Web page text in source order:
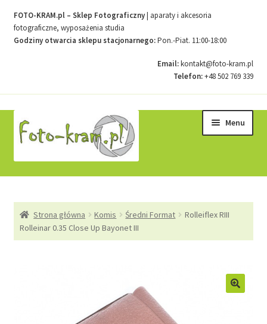
FOTO-KRAM.pl – Sklep Fotograficzny| aparaty i akcesoria
fotograficzne, wyposażenia studia
Godziny otwarcia sklepu stacjonarnego:Pon.-Piat. 11:00-18:00
Email:kontakt@foto-kram.pl
Telefon:+48 502 769 339
do
nawigacji
do
treści
Menu
Kontakt
Strona główna Komis Średni Format
Rolleiflex RIII
Rolleinar 0.35 Close Up Bayonet III